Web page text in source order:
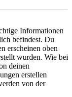
Informationen
befindest. Du
erscheinen oben
wurden. Wie bei
deinen
erstellen
von der